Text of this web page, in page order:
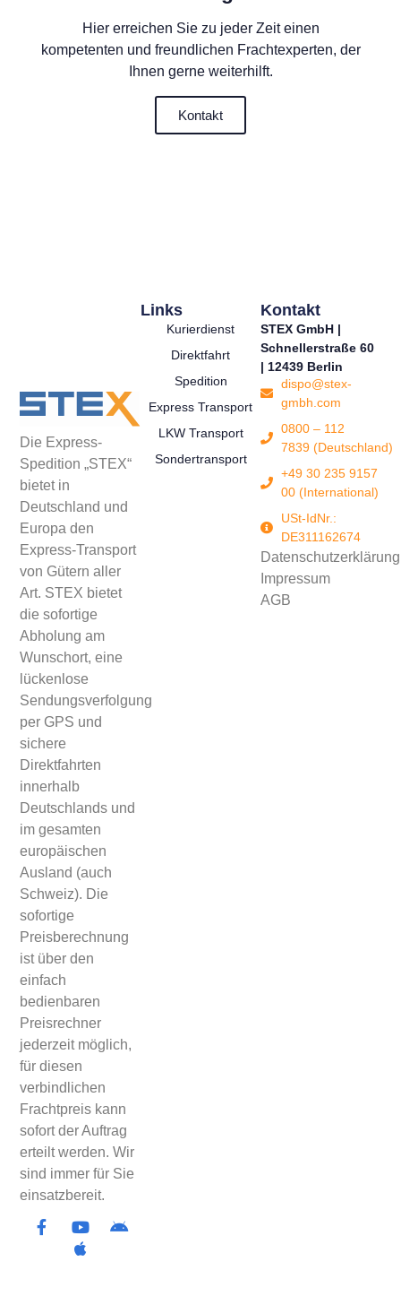
Hier erreichen Sie zu jeder Zeit einen
kompetenten und freundlichen Frachtexperten, der
Ihnen gerne weiterhilft.
Kontakt
Die Express-
Spedition „STEX“
bietet in
Deutschland und
Europa den
Express-Transport
von Gütern aller
Art. STEX bietet
die sofortige
Abholung am
Wunschort, eine
lückenlose
Sendungsverfolgung
per GPS und
sichere
Direktfahrten
innerhalb
Deutschlands und
im gesamten
europäischen
Ausland (auch
Schweiz). Die
sofortige
Preisberechnung
ist über den
einfach
bedienbaren
Preisrechner
jederzeit möglich,
für diesen
verbindlichen
Frachtpreis kann
sofort der Auftrag
erteilt werden. Wir
sind immer für Sie
einsatzbereit.
Links
Kurierdienst
Direktfahrt
Spedition
Express Transport
LKW Transport
Sondertransport
Kontakt
STEX GmbH |
Schnellerstraße 60
| 12439 Berlin
dispo@stex-
gmbh.com
0800 – 112
7839 (Deutschland)
+49 30 235 9157
00 (International)
USt-IdNr.:
DE311162674
Datenschutzerklärung
Impressum
AGB